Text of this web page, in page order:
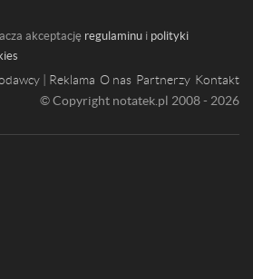
akceptację regulaminu i polityki
| Reklama O nas Partnerzy Kontakt
© Copyright notatek.pl 2008 - 2026